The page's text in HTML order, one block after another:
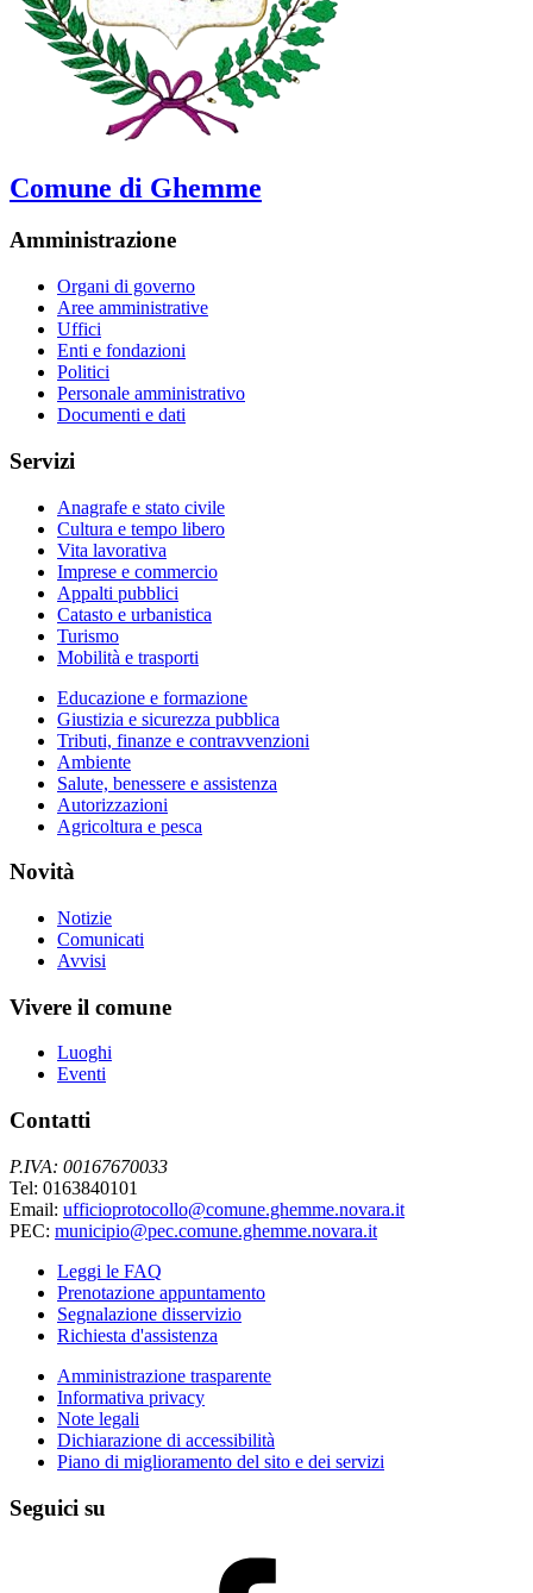
Comune di Ghemme
Amministrazione
Organi di governo
Aree amministrative
Uffici
Enti e fondazioni
Politici
Personale amministrativo
Documenti e dati
Servizi
Anagrafe e stato civile
Cultura e tempo libero
Vita lavorativa
Imprese e commercio
Appalti pubblici
Catasto e urbanistica
Turismo
Mobilità e trasporti
Educazione e formazione
Giustizia e sicurezza pubblica
Tributi, finanze e contravvenzioni
Ambiente
Salute, benessere e assistenza
Autorizzazioni
Agricoltura e pesca
Novità
Notizie
Comunicati
Avvisi
Vivere il comune
Luoghi
Eventi
Contatti
P.IVA: 00167670033
Tel: 0163840101
Email: ufficioprotocollo@comune.ghemme.novara.it
PEC: municipio@pec.comune.ghemme.novara.it
Leggi le FAQ
Prenotazione appuntamento
Segnalazione disservizio
Richiesta d'assistenza
Amministrazione trasparente
Informativa privacy
Note legali
Dichiarazione di accessibilità
Piano di miglioramento del sito e dei servizi
Seguici su